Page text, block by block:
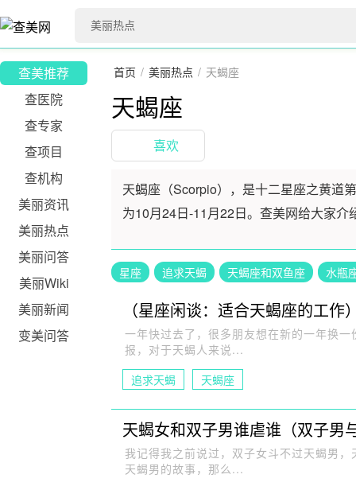
查美推荐
查医院
查专家
查项目
查机构
美丽资讯
美丽热点
美丽问答
美丽Wiki
美丽新闻
变美问答
首页 / 美丽热点 / 天蝎座
天蝎座
喜欢
天蝎座（Scorpio），是十二星座之黄道
为10月24日-11月22日。查美网给大家
星座 追求天蝎 天蝎座和双鱼座 水瓶
（星座闲谈：适合天蝎座的工作
一年快过去了，很多朋友想在新的一年换
报，对于天蝎人来说...
追求天蝎
天蝎座
天蝎女和双子男谁虐谁（双子男
我记得我之前说过，双子女斗不过天蝎男
天蝎男的故事，那么...